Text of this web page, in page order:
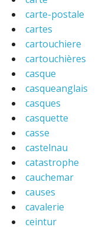
carte-postale
cartes
cartouchiere
cartouchières
casque
casqueanglais
casques
casquette
casse
castelnau
catastrophe
cauchemar
causes
cavalerie
ceintur